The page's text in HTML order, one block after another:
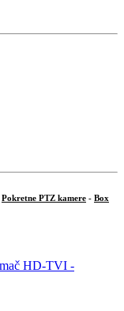
Pokretne PTZ kamere - Box